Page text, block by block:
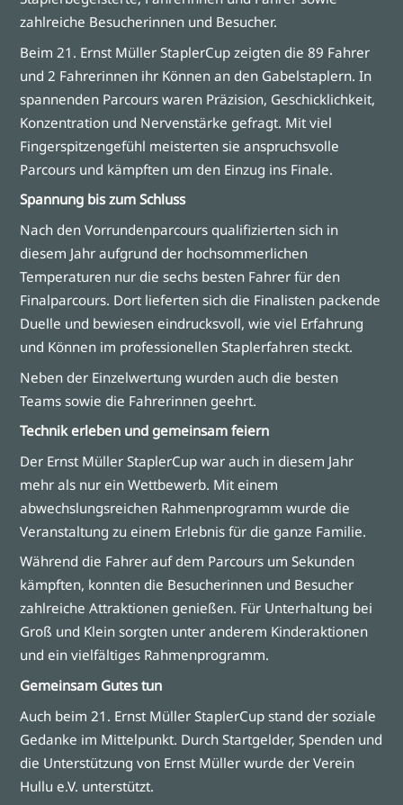
zahlreiche Besucherinnen und Besucher.
Beim 21. Ernst Müller StaplerCup zeigten die 89 Fahrer
und 2 Fahrerinnen ihr Können an den Gabelstaplern. In
spannenden Parcours waren Präzision, Geschicklichkeit,
Konzentration und Nervenstärke gefragt. Mit viel
Fingerspitzengefühl meisterten sie anspruchsvolle
Parcours und kämpften um den Einzug ins Finale.
Spannung bis zum Schluss
Nach den Vorrundenparcours qualifizierten sich in
diesem Jahr aufgrund der hochsommerlichen
Temperaturen nur die sechs besten Fahrer für den
Finalparcours. Dort lieferten sich die Finalisten packende
Duelle und bewiesen eindrucksvoll, wie viel Erfahrung
und Können im professionellen Staplerfahren steckt.
Neben der Einzelwertung wurden auch die besten
Teams sowie die Fahrerinnen geehrt.
Technik erleben und gemeinsam feiern
Der Ernst Müller StaplerCup war auch in diesem Jahr
mehr als nur ein Wettbewerb. Mit einem
abwechslungsreichen Rahmenprogramm wurde die
Veranstaltung zu einem Erlebnis für die ganze Familie.
Während die Fahrer auf dem Parcours um Sekunden
kämpften, konnten die Besucherinnen und Besucher
zahlreiche Attraktionen genießen. Für Unterhaltung bei
Groß und Klein sorgten unter anderem Kinderaktionen
und ein vielfältiges Rahmenprogramm.
Gemeinsam Gutes tun
Auch beim 21. Ernst Müller StaplerCup stand der soziale
Gedanke im Mittelpunkt. Durch Startgelder, Spenden und
die Unterstützung von Ernst Müller wurde der Verein
Hullu e.V. unterstützt.